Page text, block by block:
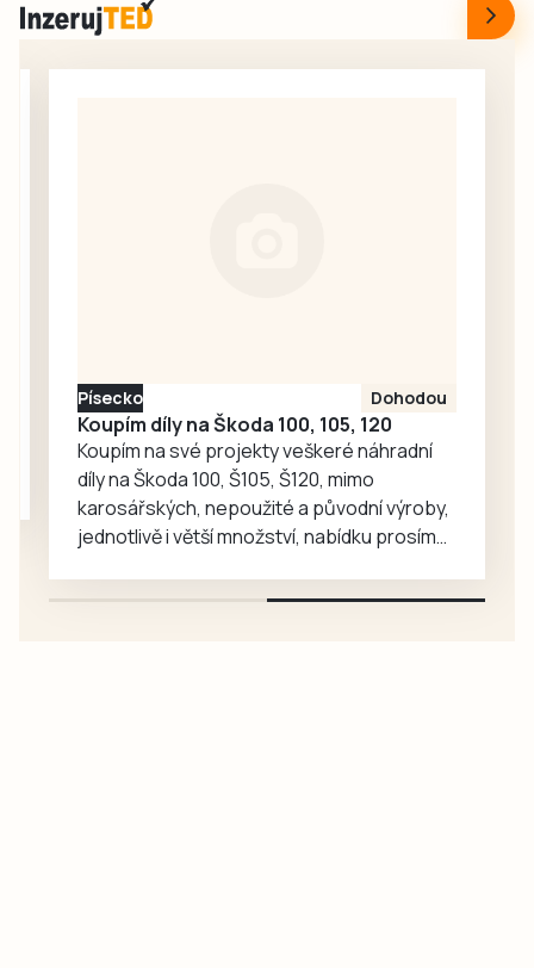
komunikace Nela
odpověděla.
nahlášeny další tři
kyberpodvodů.
více než tři miliony
korun.
Písecko Dohodou
Koupím díly na Škoda 100, 105, 120
Koupím na své projekty veškeré náhradní
díly na Škoda 100, Š105, Š120, mimo
karosářských, nepoužité a původní výroby,
jednotlivě i větší množství, nabídku prosím